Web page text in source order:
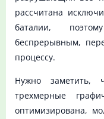
рассчитана
баталии,
беспрерывным,
процессу.
Нужно заметить,
трехмерные
оптимизирована,